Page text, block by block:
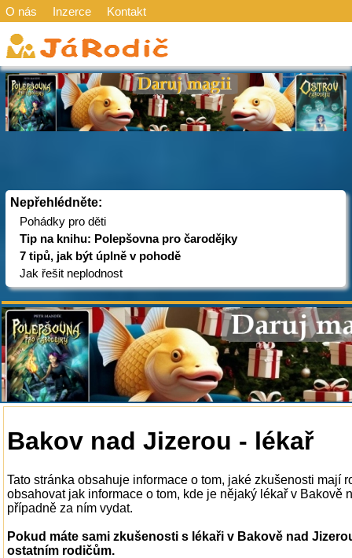
O nás Inzerce Kontakt
Nepřehlédněte:
Pohádky pro děti
Tip na knihu: Polepšovna pro čarodějky
7 tipů, jak být úplně v pohodě
Jak řešit neplodnost
Bakov nad Jizerou - lékař
Tato stránka obsahuje informace o tom, jaké zkušenosti mají
obsahovat jak informace o tom, kde je nějaký lékař v Bakově
případně za ním vydat.
Pokud máte sami zkušenosti s lékaři v Bakově nad
ostatním rodičům.